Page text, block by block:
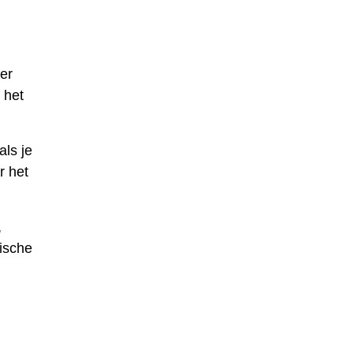
het
je
het